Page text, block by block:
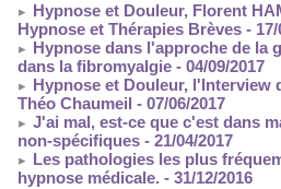
Hypnose et Douleur, Florent
Hypnose et Thérapies Brèves - 17/
Hypnose dans l'approche de la
dans la fibromyalgie - 04/09/2017
Hypnose et Douleur, l'Interview
Théo Chaumeil - 07/06/2017
J'ai mal, est-ce que c'est dans
non-spécifiques - 21/04/2017
Les pathologies les plus
hypnose médicale. - 31/12/2016